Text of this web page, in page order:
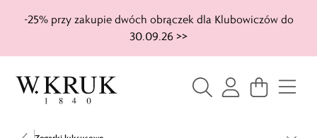
-25% przy zakupie dwóch obrączek dla Klubowiczów do
30.09.26 >>